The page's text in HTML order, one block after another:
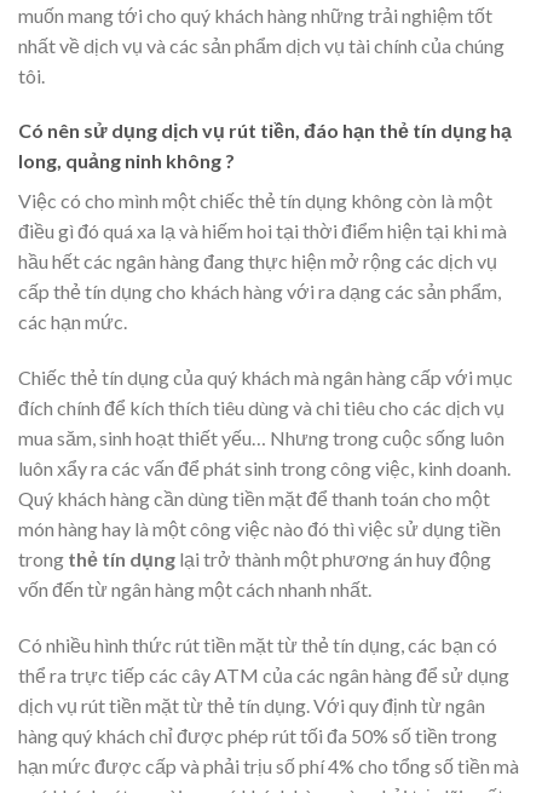
muốn mang tới cho quý khách hàng những trải nghiệm tốt
nhất về dịch vụ và các sản phẩm dịch vụ tài chính của chúng
tôi.
Có nên sử dụng dịch vụ rút tiền, đáo hạn thẻ tín dụng hạ
long, quảng ninh không ?
Việc có cho mình một chiếc thẻ tín dụng không còn là một
điều gì đó quá xa lạ và hiếm hoi tại thời điểm hiện tại khi mà
hầu hết các ngân hàng đang thực hiện mở rộng các dịch vụ
cấp thẻ tín dụng cho khách hàng với ra dạng các sản phẩm,
các hạn mức.
Chiếc thẻ tín dụng của quý khách mà ngân hàng cấp với mục
đích chính để kích thích tiêu dùng và chi tiêu cho các dịch vụ
mua săm, sinh hoạt thiết yếu… Nhưng trong cuộc sống luôn
luôn xẩy ra các vấn để phát sinh trong công việc, kinh doanh.
Quý khách hàng cần dùng tiền mặt để thanh toán cho một
món hàng hay là một công việc nào đó thì việc sử dụng tiền
trong thẻ tín dụng lại trở thành một phương án huy động
vốn đến từ ngân hàng một cách nhanh nhất.
Có nhiều hình thức rút tiền mặt từ thẻ tín dụng, các bạn có
thể ra trực tiếp các cây ATM của các ngân hàng để sử dụng
dịch vụ rút tiền mặt từ thẻ tín dụng. Với quy định từ ngân
hàng quý khách chỉ được phép rút tối đa 50% số tiền trong
hạn mức được cấp và phải trịu số phí 4% cho tổng số tiền mà